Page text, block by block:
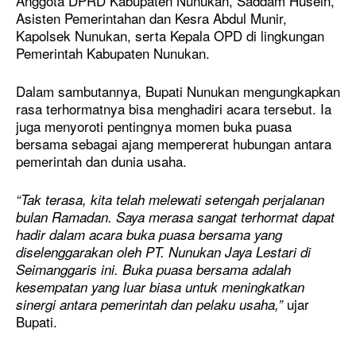
Asisten Pemerintahan dan Kesra Abdul Munir,
Kapolsek Nunukan, serta Kepala OPD di lingkungan
Pemerintah Kabupaten Nunukan.
Dalam sambutannya, Bupati Nunukan mengungkapkan
rasa terhormatnya bisa menghadiri acara tersebut. Ia
juga menyoroti pentingnya momen buka puasa
bersama sebagai ajang mempererat hubungan antara
pemerintah dan dunia usaha.
“Tak terasa, kita telah melewati setengah perjalanan
bulan Ramadan. Saya merasa sangat terhormat dapat
hadir dalam acara buka puasa bersama yang
diselenggarakan oleh PT. Nunukan Jaya Lestari di
Seimanggaris ini. Buka puasa bersama adalah
kesempatan yang luar biasa untuk meningkatkan
sinergi antara pemerintah dan pelaku usaha,”ujar
Bupati.